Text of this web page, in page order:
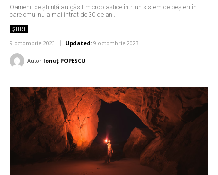
Oamenii de știință au găsit microplastice într-un sistem de peșteri în
care omul nu a mai intrat de 30 de ani.
ȘTIRI
9 octombrie 2023 Updated: 9 octombrie 2023
Autor Ionuț POPESCU